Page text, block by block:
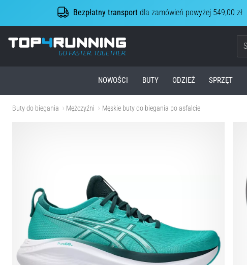
Bezpłatny transportdla zamówień powyżej 549,00 zł
Top4Running.pl
NOWOŚCI BUTY ODZIEŻ SPRZĘT
Buty do biegania Mężczyźni Męskie buty do biegania po asfalcie